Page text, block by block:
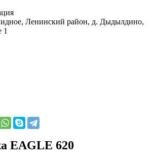
Ленинский район, д. Дыдылдино,
1
EAGLE 620